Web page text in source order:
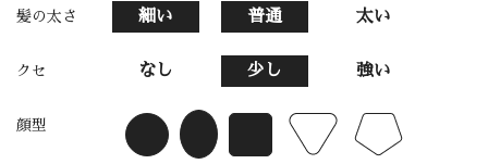
髪の太さ 細い 普通 太い
クセ なし 少し 強い
顔型